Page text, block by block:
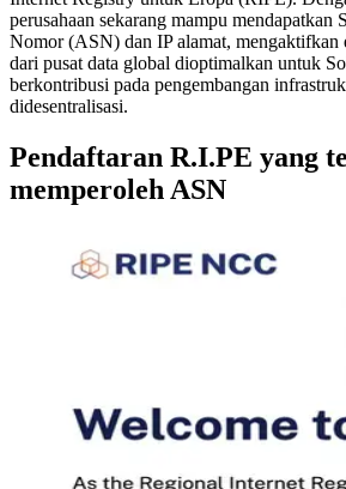
perusahaan sekarang mampu mendapatkan
Nomor (ASN) dan IP alamat, mengaktifkan
dari pusat data global dioptimalkan untuk
berkontribusi pada pengembangan
didesentralisasi.
Pendaftaran R.I.PE yang
memperoleh ASN